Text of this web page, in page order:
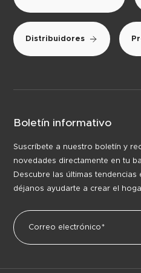
Distribuidores
Boletín informativo
Suscríbete a nuestro boletín y
novedades directamente en tu
Descubre las últimas tendencias
déjanos ayudarte a crear el